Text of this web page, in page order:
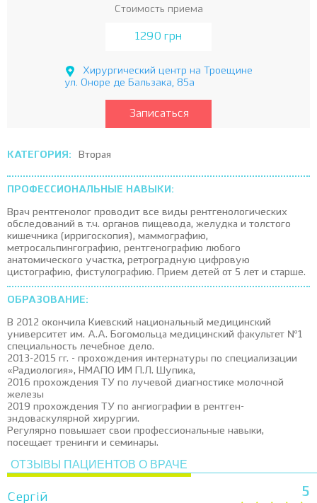
Стоимость приема
1290 грн
Хирургический центр на Троещине
ул. Оноре де Бальзака, 85а
Записаться
КАТЕГОРИЯ: Вторая
ПРОФЕССИОНАЛЬНЫЕ НАВЫКИ:
Врач рентгенолог проводит все виды рентгенологических
обследований в т.ч. органов пищевода, желудка и толстого
кишечника (ирригоскопия), маммографию,
метросальпингографию, рентгенографию любого
анатомического участка, ретроградную цифровую
цистографию, фистулографию. Прием детей от 5 лет и старше.
ОБРАЗОВАНИЕ:
В 2012 окончила Киевский национальный медицинский
университет им. А.А. Богомольца медицинский факультет №1
специальность лечебное дело.
2013-2015 гг. - прохождения интернатуры по специализации
«Радиология», НМАПО ИМ П.Л. Шупика,
2016 прохождения ТУ по лучевой диагностике молочной
железы
2019 прохождения ТУ по ангиографии в рентген-
эндоваскулярной хирургии.
Регулярно повышает свои профессиональные навыки,
посещает тренинги и семинары.
ОТЗЫВЫ ПАЦИЕНТОВ О ВРАЧЕ
Сергій 5